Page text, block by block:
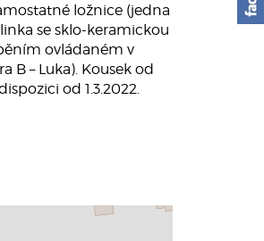
ložnice (jedna
se sklo-keramickou
ovládaném v
– Luka). Kousek od
od 1.3.2022.